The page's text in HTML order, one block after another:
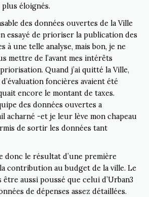
éloignés.
des données ouvertes de la Ville
essayé de prioriser la publication des
à une telle analyse, mais bon, je ne
mettre de l’avant mes intérêts
Quand j’ai quitté la Ville,
foncières avaient été
encore le montant de taxes.
des données ouvertes a
acharné -et je leur lève mon chapeau
de sortir les données tant
donc le résultat d’une première
contribution au budget de la ville. Le
être aussi poussé que celui d’Urban3
de dépenses assez détaillées.